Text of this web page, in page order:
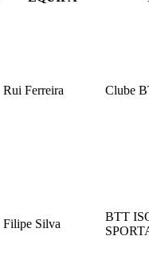
Rui Ferreira Clube
Filipe Silva
BTT